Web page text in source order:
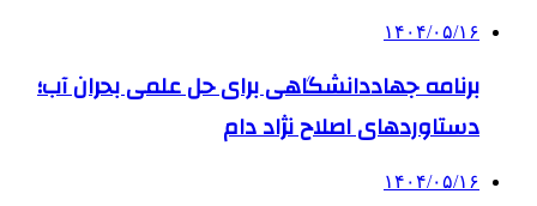
۱۴۰۴/۰۵/۱۶
برنامه جهاددانشگاهی برای حل علمی بحران آب؛
دستاوردهای اصلاح نژاد دام
۱۴۰۴/۰۵/۱۶